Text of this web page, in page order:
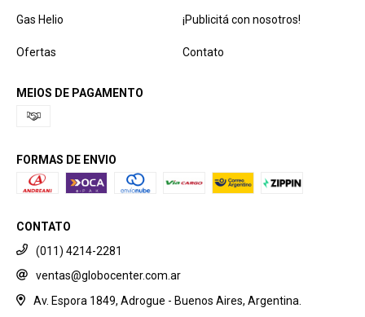
Gas Helio ¡Publicitá con nosotros!
Ofertas Contato
MEIOS DE PAGAMENTO
FORMAS DE ENVIO
CONTATO
(011) 4214-2281
ventas@globocenter.com.ar
Av. Espora 1849, Adrogue - Buenos Aires, Argentina.